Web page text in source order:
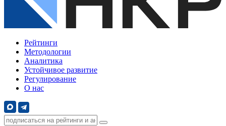
Рейтинги
Методологии
Аналитика
Устойчивое развитие
Регулирование
О нас